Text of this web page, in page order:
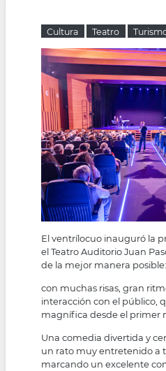
navegación
Cultura Teatro
El ventrílocuo inauguró la
el Teatro Auditorio Juan
de la mejor manera posible:
con muchas risas, gran
interacción con el público,
magnífica desde el primer
Una comedia divertida y
un rato muy entretenido a
marcando un excelente